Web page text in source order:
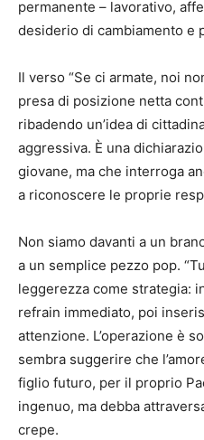
permanente – lavorativo,
desiderio di cambiamento e
Il verso “Se ci armate, noi
presa di posizione netta
ribadendo un’idea di
aggressiva. È una
giovane, ma che interroga
a riconoscere le proprie
Non siamo davanti a un
a un semplice pezzo pop.
leggerezza come strategia:
refrain immediato, poi
attenzione. L’operazione è
sembra suggerire che
figlio futuro, per il proprio
ingenuo, ma debba
crepe.